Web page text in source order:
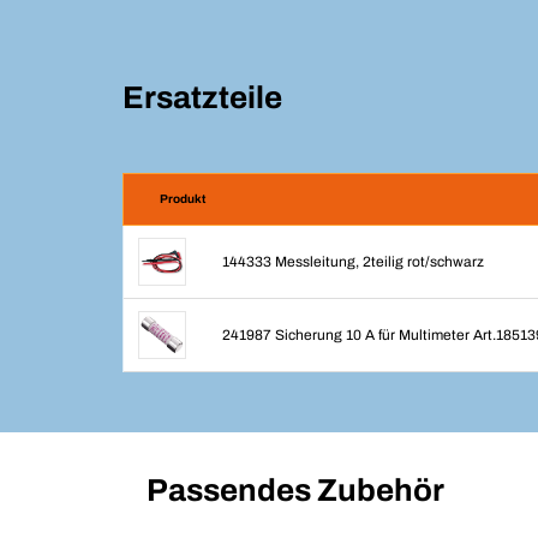
Ersatzteile
Produkt
144333 Messleitung, 2teilig rot/schwarz
241987 Sicherung 10 A für Multimeter
Passendes Zubehör